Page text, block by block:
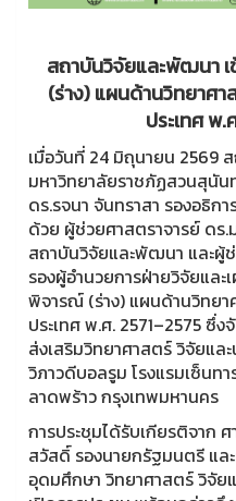
สถาบันวิจัยและพัฒนา เ
(ร่าง) แผนด้านวิทยาศ
ประเทศ พ.
เมื่อวันที่ 24 มิถุนายน 2569
มหาวิทยาลัยราชภัฏสวนสุนัน
ดร.รจนา จันทราสา รองอธิ
ด้วย ผู้ช่วยศาสตราจารย์ ดร.
สถาบันวิจัยและพัฒนา และ
รองผู้อำนวยการฝ่ายวิจัยและ
พิจารณ์ (ร่าง) แผนด้านวิทย
ประเทศ พ.ศ. 2571–2575 ซึ่
ส่งเสริมวิทยาศาสตร์ วิจัยแ
วิภาวดีบอลรูม โรงแรมเซ็นท
ลาดพร้าว กรุงเทพมหานคร
การประชุมได้รับเกียรติจาก
สวัสดิ์ รองนายกรัฐมนตรี แล
อุดมศึกษา วิทยาศาสตร์ วิจัย